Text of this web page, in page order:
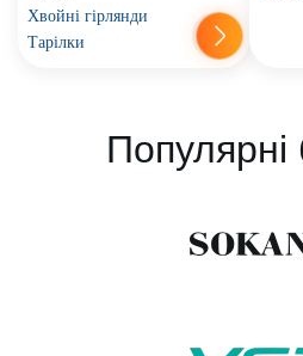
Хвойні гірлянди
Тарілки